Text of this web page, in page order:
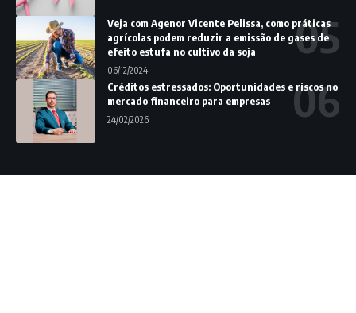
Veja com Agenor Vicente Pelissa, como práticas
agrícolas podem reduzir a emissão de gases de
efeito estufa no cultivo da soja
06/12/2024
Créditos estressados: Oportunidades e riscos no
mercado financeiro para empresas
24/02/2026